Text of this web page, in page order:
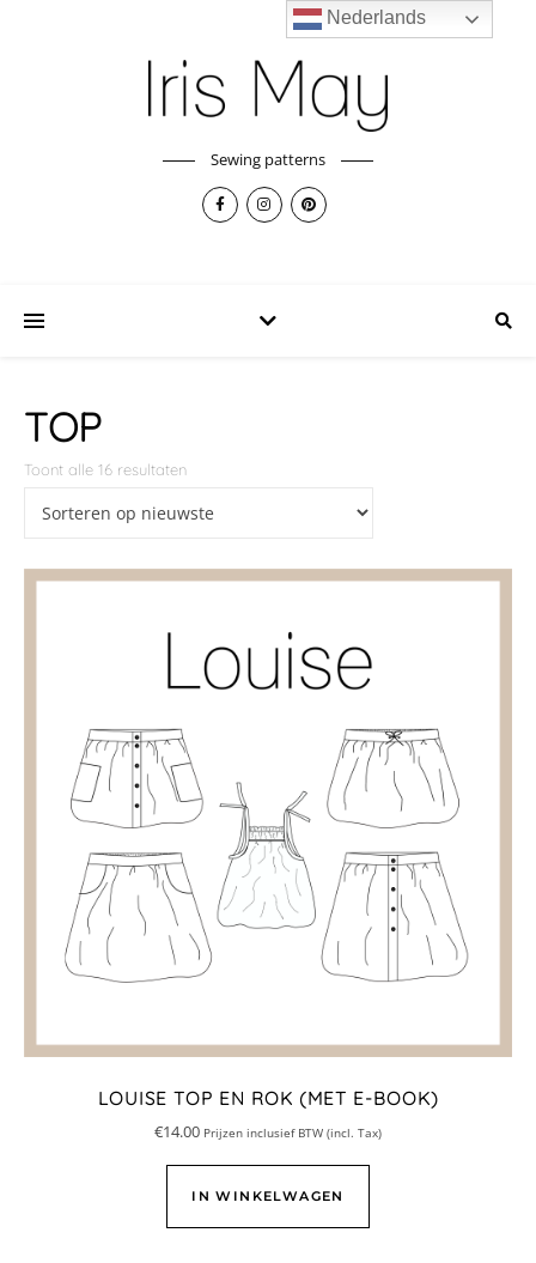
Sewing patterns
TOP
Toont alle 16 resultaten
LOUISE TOP EN ROK (MET E-BOOK)
€14.00 Prijzen inclusief BTW (incl. Tax)
IN WINKELWAGEN
Nederlands